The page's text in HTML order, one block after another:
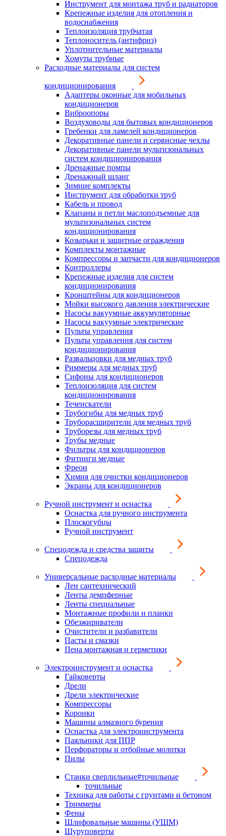
Инструмент для монтажа труб и радиаторов
Крепежные изделия для отопления и
водоснабжения
Теплоизоляция трубчатая
Теплоноситель (антифриз)
Уплотнительные материалы
Хомуты трубные
Расходные материалы для систем
кондиционирования
Адаптеры оконные для мобильных
кондиционеров
Виброопоры
Воздуховоды для бытовых кондиционеров
Гребенки для ламелей кондиционеров
Декоративные панели и сервисные чехлы
Декоративные панели мультизональных
систем кондиционирования
Дренажные помпы
Дренажный шланг
Зимние комплекты
Инструмент для обработки труб
Кабель и провод
Клапаны и петли маслоподъемные для
мультизональных систем
кондиционирования
Козырьки и защитные ограждения
Комплекты монтажные
Компрессоры и запчасти для кондиционеров
Контроллеры
Крепежные изделия для систем
кондиционирования
Кронштейны для кондиционеров
Мойки высокого давления электрические
Насосы вакуумные аккумуляторные
Насосы вакуумные электрические
Пульты управления
Пульты управления для систем
кондиционирования
Развальцовки для медных труб
Риммеры для медных труб
Сифоны для кондиционеров
Теплоизоляция для систем
кондиционирования
Течеискатели
Трубогибы для медных труб
Труборасширители для медных труб
Труборезы для медных труб
Трубы медные
Фильтры для кондиционеров
Фитинги медные
Фреон
Химия для очистки кондиционеров
Экраны для кондиционеров
Ручной инструмент и оснастка
Оснастка для ручного инструмента
Плоскогубцы
Ручной инструмент
Спецодежда и средства защиты
Спецодежда
Универсальные расходные материалы
Лен сантехнический
Ленты демпферные
Ленты специальные
Монтажные профили и планки
Обезжириватели
Очистители и разбавители
Пасты и смазки
Пена монтажная и герметики
Электроинструмент и оснастка
Гайковерты
Дрели
Дрели электрические
Компрессоры
Коронки
Машины алмазного бурения
Оснастка для электроинструмента
Паяльники для ППР
Перфораторы и отбойные молотки
Пилы
Станки сверлильные#точильные
точильные
Техника для работы с грунтами и бетоном
Триммеры
Фены
Шлифовальные машины (УШМ)
Шуруповерты